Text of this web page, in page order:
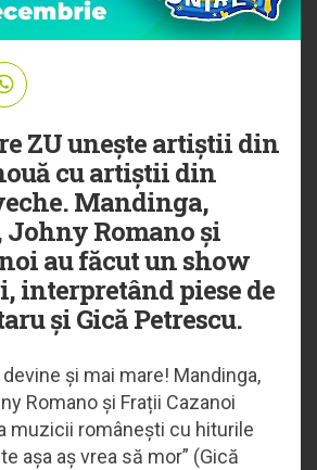
ZU unește artiștii din
cu artiștii din
Mandinga,
Johny Romano și
au făcut un show
interpretând piese de
și Gică Petrescu.
devine și mai mare! Mandinga,
Romano și Frații Cazanoi
muzicii românești cu hiturile
așa aș vrea să mor” (Gică